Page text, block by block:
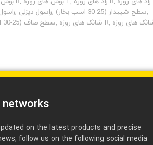
, راسول دیزلی, سطح شیبدار (25-30 اسب بخار),
سطح صاف (25-30 اسب بخار), شانک های روزه R,
on the latest products and precise
follow us on the following social media